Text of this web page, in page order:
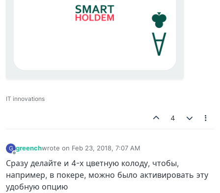
IT innovations
4
G
Offline
greenchwrote on Feb 23, 2018, 7:07 AM
last edited by
Сразу делайте и 4-х цветную колоду, чтобы,
например, в покере, можно было активировать эту
удобную опцию